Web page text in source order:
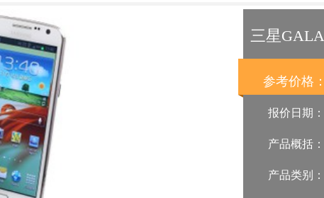
三星
参考价格
报价日期：
产品概括：
产品类别：